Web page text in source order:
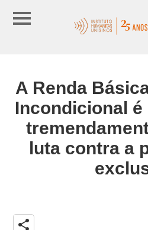
A Renda
Incondicional é
luta contra a
share